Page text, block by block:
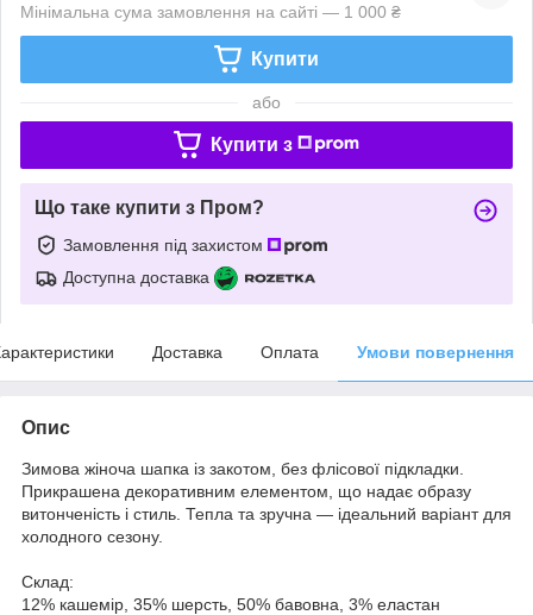
Мінімальна сума замовлення на сайті — 1 000 ₴
Купити
або
Купити з
Що таке купити з Пром?
Замовлення під захистом
Доступна доставка
Доставка Оплата Умови повернення
Опис
Зимова жіноча шапка із закотом, без флісової підкладки.
Прикрашена декоративним елементом, що надає образу
витонченість і стиль. Тепла та зручна — ідеальний варіант для
холодного сезону.
Склад:
12% кашемір, 35% шерсть, 50% бавовна, 3% еластан